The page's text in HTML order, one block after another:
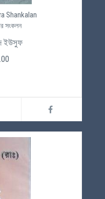
Shankalan
সংকলন
ইউসুফ